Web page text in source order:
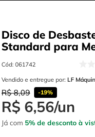
Disco de
Standard para
Cód: 061742
Vendido e entregue por: LF
R$ 8,09 -19%
R$ 6,56/un
Já com 5% de desconto à